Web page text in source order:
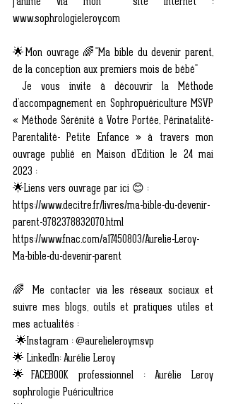
www.sophrologieleroy.com
🌟Mon ouvrage 🌈"Ma bible du devenir parent,
de la conception aux premiers mois de bébé"
d’accompagnement en Sophropuériculture MSVP
« Méthode Sérénité à Votre Portée, Périnatalité-
Parentalité- Petite Enfance » à travers mon
ouvrage publié en Maison d’Edition le 24 mai
2023 :
🌟Liens vers ouvrage par ici 😊 :
https://www.decitre.fr/livres/ma-bible-du-devenir-
parent-9782378832070.html
https://www.fnac.com/a17450803/Aurelie-Leroy-
Ma-bible-du-devenir-parent
🌈 Me contacter via les réseaux sociaux et
suivre mes blogs, outils et pratiques utiles et
mes actualités :
🌟Instagram : @aurelieleroymsvp
🌟 LinkedIn: Aurélie Leroy
🌟FACEBOOK professionnel : Aurélie Leroy
sophrologie Puéricultrice